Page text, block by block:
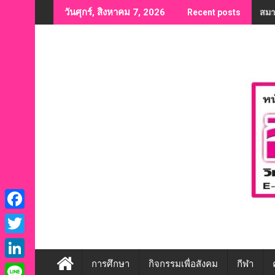
to
วันศุกร์, สิงหาคม 7, 2026 Recent posts “ส
การศึกษา กิจกรรมเพื่อสังคม กีฬา
F
a
c
T
w
L